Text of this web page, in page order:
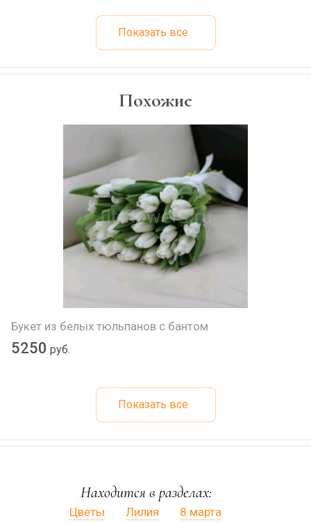
Показать все
Похожие
Букет из белых тюльпанов с бантом
5250 руб.
Показать все
Находится в разделах:
Цветы Лилия 8 марта